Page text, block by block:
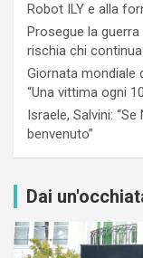
Robot ILY e alla
Prosegue la
rischia chi
Giornata mondiale
“Una vittima ogni
Israele, Salvini:
benvenuto”
Dai